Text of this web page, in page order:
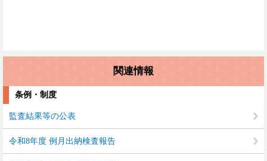
関連情報
条例・制度
監査結果等の公表
令和8年度 例月出納検査報告